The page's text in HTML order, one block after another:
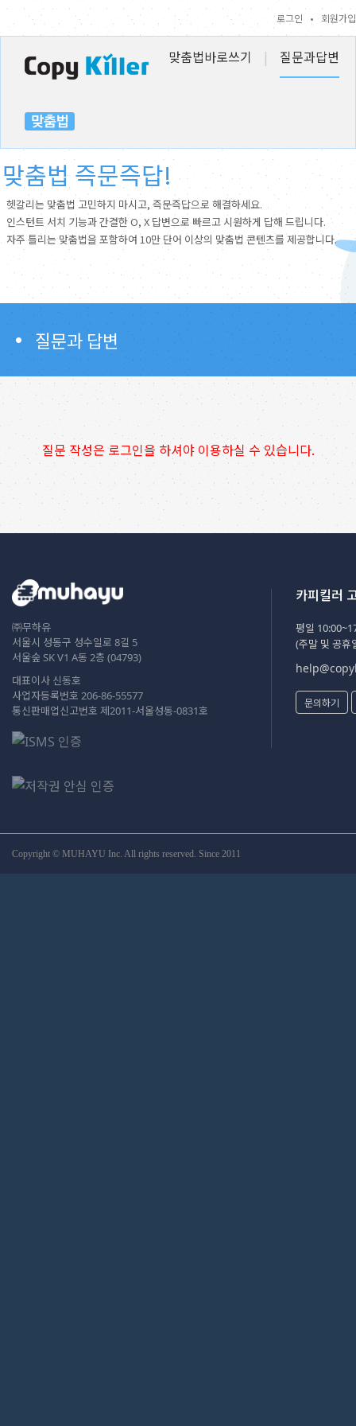
로그인 • 회원가입
맞춤법바로쓰기 | 질문과답변
맞춤법 즉문즉답!
헷갈리는 맞춤법 고민하지 마시고, 즉문즉답으로 해결하세요.
인스턴트 서치 기능과 간결한 O, X 답변으로 빠르고 시원하게 답해 드립니다.
자주 틀리는 맞춤법을 포함하여 10만 단어 이상의 맞춤법 콘텐츠를 제공합니다.
질문과 답변
질문 작성은 로그인을 하셔야 이용하실 수 있습니다.
㈜무하유
서울시 성동구 성수일로 8길 5
서울숲 SK V1 A동 2층 (04793)
대표이사 신동호
사업자등록번호 206-86-55577
통신판매업신고번호 제2011-서울성동-0831호
카피킬러
평일
(주말 및 공휴
문의하기
Copyright © MUHAYU Inc. All rights reserved. Since 2011